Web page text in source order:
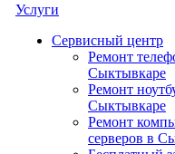
Услуги
Сервисный центр
Ремонт
Сыктывкаре
Ремонт
Сыктывкаре
Ремонт
серверов в